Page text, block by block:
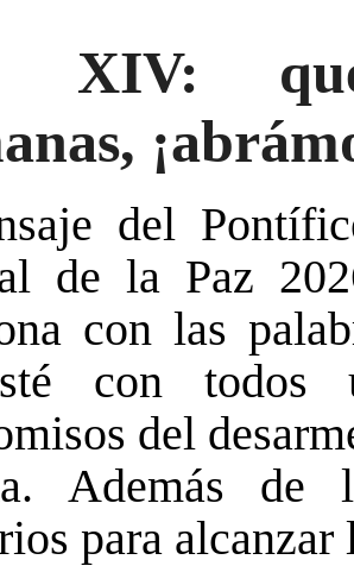
XIV:
del
de la Paz
con las
con todos
del
Además de
para